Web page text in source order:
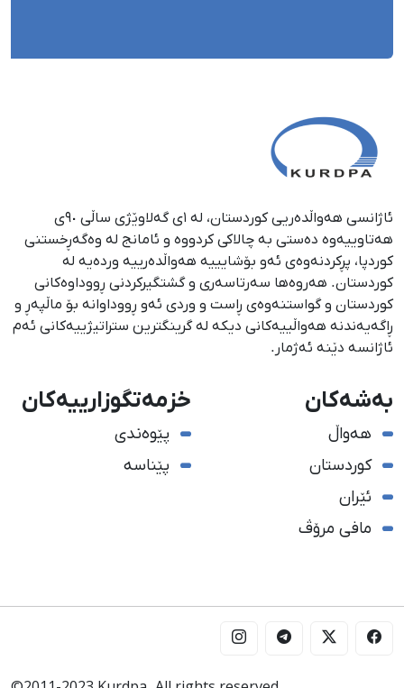
ئاژانسی هەواڵدەریی کوردستان، لە ١ی گەلاوێژی ساڵی ٩٠ی
هەتاوییەوە دەستی بە چالاکی کردووە و ئامانج لە وەگەڕخستنی
كوردپا، پڕكردنەوەی ئەو بۆشایییە هەواڵدەرییە وردەیە لە
كوردستان. هەروەها سەرتاسەری و گشتگیركردنی ڕووداوەكانی
كوردستان و گواستنەوەی ڕاست و وردی ئەو ڕووداوانە بۆ ماڵپەڕ و
ڕاگەیەندنە هەواڵییەكانی دیكە لە گرینگترین ستراتیژییەكانی ئەم
ئاژانسە دێنە ئەژمار.
بەشەکان
هەواڵ
کوردستان
ئێران
مافی مرۆڤ
خزمەتگوزارییەکان
پێوەندی
پێناسە